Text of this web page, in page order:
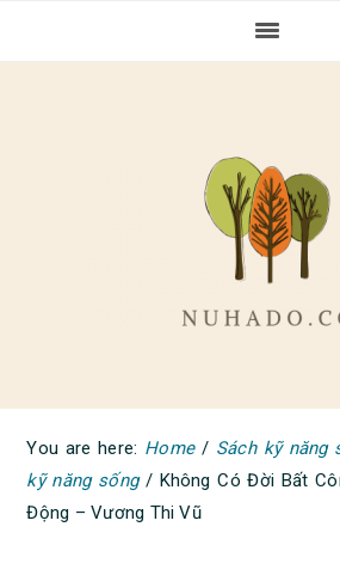
You are here: Home / Sách kỹ năng
kỹ năng sống /Không Có Đời Bất
Động – Vương Thi Vũ